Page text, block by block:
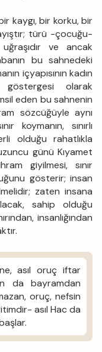
kaygı, bir korku, bir
türü -çocuğu-
ve ancak
bu sahnedeki
içyapısının kadın
olarak
eden bu sahnenin
sözcüğüyle aynı
koymanın, sınırlı
olduğu rahatlıkla
günü Kıyamet
giyilmesi, sınır
gösterir; insan
zaten insana
sahip olduğu
insanlığından
asıl oruç iftar
da bayramdan
oruç, nefsin
asıl Hac da